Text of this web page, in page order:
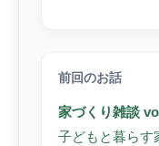
前回のお話
家づくり雑談
子どもと暮らす